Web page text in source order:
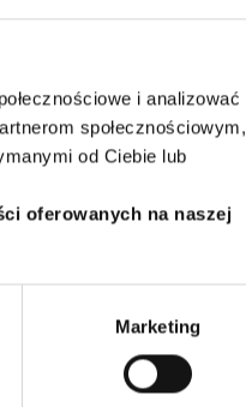
i analizować
społecznościowym,
od Ciebie lub
oferowanych na naszej
Marketing